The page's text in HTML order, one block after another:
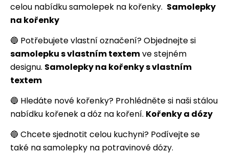
celou nabídku samolepek na kořenky. Samolepky
na kořenky
🔵 Potřebujete vlastní označení? Objednejte si
samolepku s vlastním textemve stejném
designu. Samolepky na kořenky s vlastním
textem
🔵 Hledáte nové kořenky? Prohlédněte si naši stálou
nabídku kořenek a dóz na koření. Kořenky a dózy
🔵 Chcete sjednotit celou kuchyni? Podívejte se
také na samolepky na potravinové dózy.